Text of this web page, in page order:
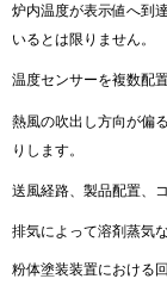
炉内温度が表示値へ到
いるとは限りません。
温度センサーを複数配
熱風の吹出し方向が偏
りします。
送風経路、製品配置、
排気によって溶剤蒸気
粉体塗装装置における